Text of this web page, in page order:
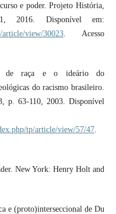
e poder. Projeto História,
2016. Disponível em:
article/view/30023. Acesso
de raça e o ideário do
do racismo brasileiro.
p. 63-110, 2003. Disponível
tp/article/view/57/47.
New York: Henry Holt and
e (proto)interseccional de Du